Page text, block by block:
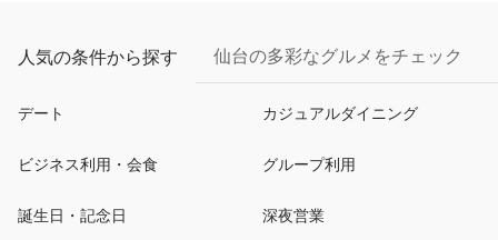
人気の条件から探す 仙台の多彩なグルメをチェック
デート カジュアルダイニング
ビジネス利用・会食 グループ利用
誕生日・記念日 深夜営業